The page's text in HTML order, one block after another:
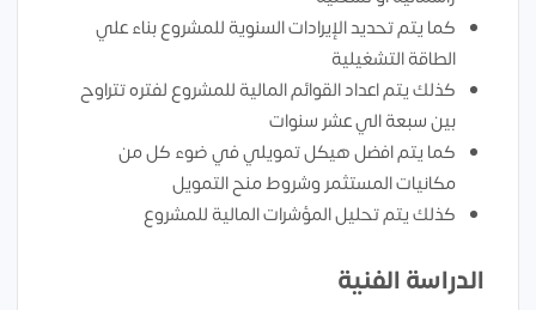
كما يتم تحديد الإيرادات السنوية للمشروع بناء علي
الطاقة التشغيلية
كذلك يتم اعداد القوائم المالية للمشروع لفتره تتراوح
بين سبعة الي عشر سنوات
كما يتم افضل هيكل تمويلي في ضوء كل من
مكانيات المستثمر وشروط منح التمويل
كذلك يتم تحليل المؤشرات المالية للمشروع
الدراسة الفنية